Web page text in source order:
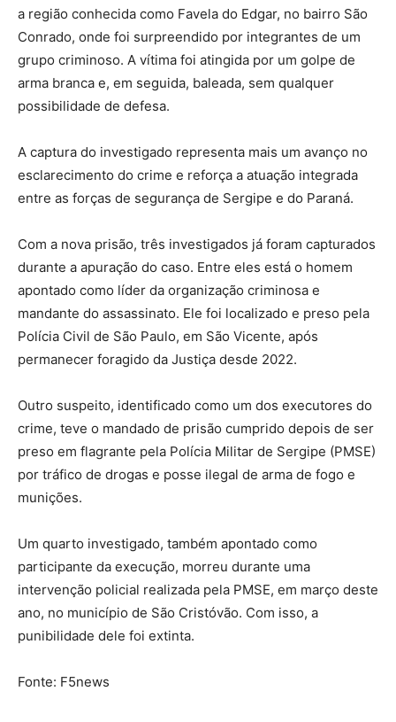
a região conhecida como Favela do Edgar, no bairro São
Conrado, onde foi surpreendido por integrantes de um
grupo criminoso. A vítima foi atingida por um golpe de
arma branca e, em seguida, baleada, sem qualquer
possibilidade de defesa.
A captura do investigado representa mais um avanço no
esclarecimento do crime e reforça a atuação integrada
entre as forças de segurança de Sergipe e do Paraná.
Com a nova prisão, três investigados já foram capturados
durante a apuração do caso. Entre eles está o homem
apontado como líder da organização criminosa e
mandante do assassinato. Ele foi localizado e preso pela
Polícia Civil de São Paulo, em São Vicente, após
permanecer foragido da Justiça desde 2022.
Outro suspeito, identificado como um dos executores do
crime, teve o mandado de prisão cumprido depois de ser
preso em flagrante pela Polícia Militar de Sergipe (PMSE)
por tráfico de drogas e posse ilegal de arma de fogo e
munições.
Um quarto investigado, também apontado como
participante da execução, morreu durante uma
intervenção policial realizada pela PMSE, em março deste
ano, no município de São Cristóvão. Com isso, a
punibilidade dele foi extinta.
Fonte: F5news